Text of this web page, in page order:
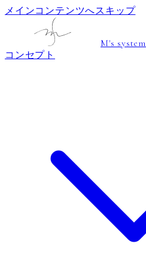
メインコンテンツへスキップ
M's system
コンセプト